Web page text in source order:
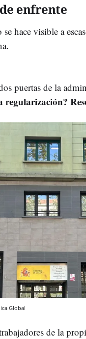
enfrente
hace visible a
puertas de la
regularización?
Global
de la